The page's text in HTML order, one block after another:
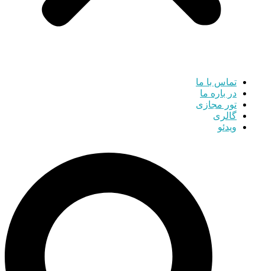
تماس با ما
در باره ما
تور مجازی
گالری
ویدئو